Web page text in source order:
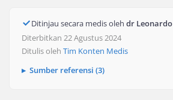
Ditinjau secara medis oleh dr Leonardo
Diterbitkan 22 Agustus 2024
Ditulis oleh Tim Konten Medis
Sumber referensi (3)